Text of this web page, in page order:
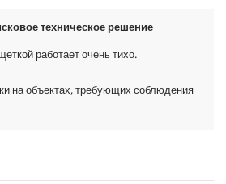
техническое решение
работает очень тихо.
на объектах, требующих соблюдения